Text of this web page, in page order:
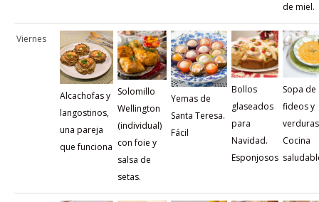
de miel.
Viernes
Alcachofas y
langostinos,
una pareja
que funciona
Solomillo
Wellington
(individual)
con foie y
salsa de
setas.
Yemas de
Santa Teresa.
Fácil
Bollos
glaseados
para
Navidad.
Esponjosos
Sopa de
fideos y
Cocina